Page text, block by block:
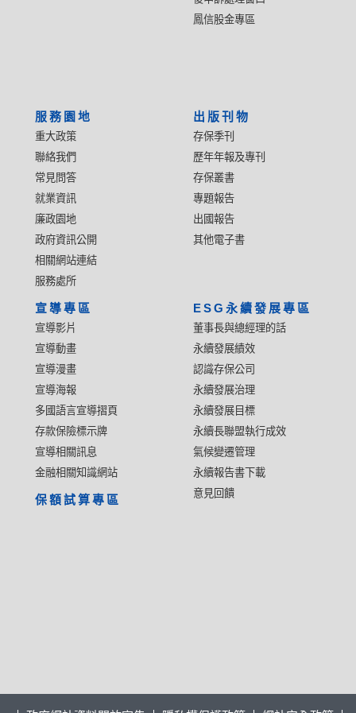
鳳信股金專區
服務園地
重大政策
聯絡我們
常見問答
就業資訊
廉政園地
政府資訊公開
相關網站連結
服務處所
出版刊物
存保季刊
歷年年報及專刊
存保叢書
專題報告
出國報告
其他電子書
宣導專區
宣導影片
宣導動畫
宣導漫畫
宣導海報
多國語言宣導摺頁
存款保險標示牌
宣導相關訊息
金融相關知識網站
ESG永續發展專區
董事長與總經理的話
永續發展績效
認識存保公司
永續發展治理
永續發展目標
永續長聯盟執行成效
氣候變遷管理
永續報告書下載
意見回饋
保額試算專區